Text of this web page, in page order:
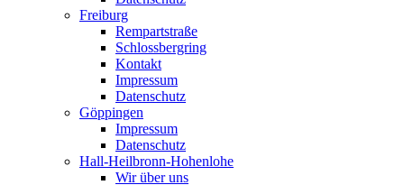
Freiburg
Rempartstraße
Schlossbergring
Kontakt
Impressum
Datenschutz
Göppingen
Impressum
Datenschutz
Hall-Heilbronn-Hohenlohe
Wir über uns